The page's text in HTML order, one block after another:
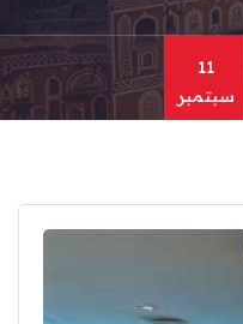
11
سبتمبر